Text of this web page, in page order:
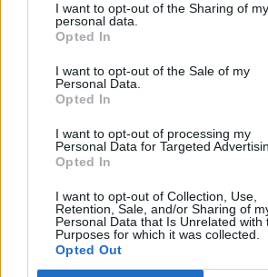
I want to opt-out of the Sharing of my
personal data.
Opted In
I want to opt-out of the Sale of my
Personal Data.
Opted In
I want to opt-out of processing my
Personal Data for Targeted
Opted In
I want to opt-out of Collection, Use,
Retention, Sale, and/or Sharing of
Personal Data that Is Unrelated with
Purposes for which it was collected.
Opted Out
5. Juli 2025 um 00:00
Zitat von Lukacs66
Das ist deine Antwort auf genau die
verkauft werden. Dann überlegt sie es sich